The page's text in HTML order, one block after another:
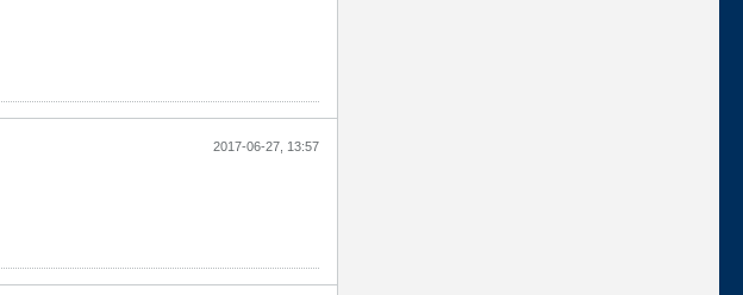
2017-06-27, 13:57